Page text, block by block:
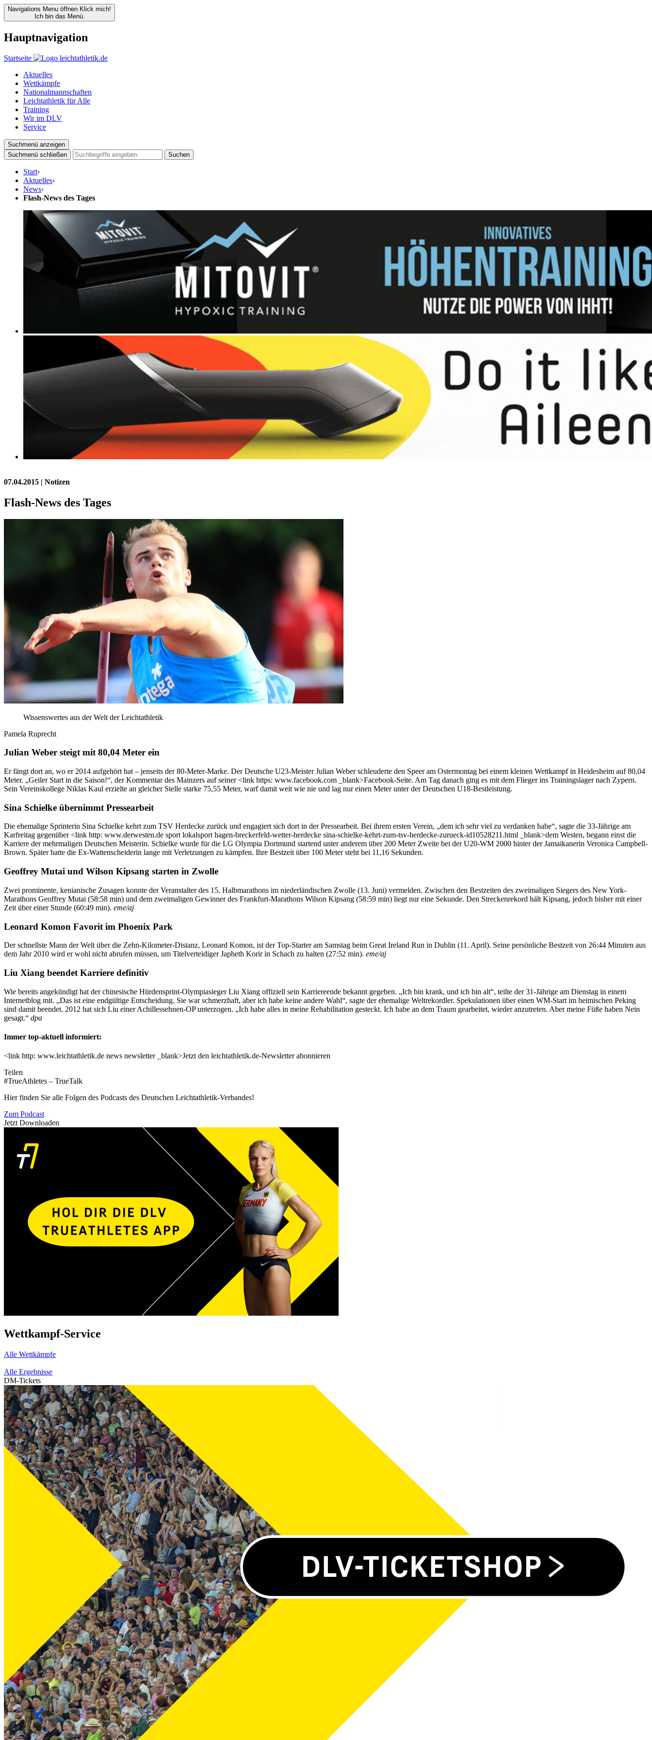
Navigations Menu öffnen Klick mich!
Ich bin das Menü.
Hauptnavigation
Startseite
Aktuelles
Wettkämpfe
Nationalmannschaften
Leichtathletik für Alle
Training
Wir im DLV
Service
Suchmenü anzeigen
Suchmenü schließen
Suchen
Start›
Aktuelles›
News›
Flash-News des Tages
07.04.2015 | Notizen
Flash-News des Tages
Wissenswertes aus der Welt der Leichtathletik
Pamela Ruprecht
Julian Weber steigt mit 80,04 Meter ein
Er fängt dort an, wo er 2014 aufgehört hat – jenseits der 80-Meter-Marke. Der Deutsche U23-Meister Julian Weber schleuderte den Speer am Ostermontag bei einem kleinen Wettkampf in Heidesheim auf 80,04
Meter. „Geiler Start in die Saison!“, der Kommentar des Mainzers auf seiner <link https: www.facebook.com _blank>Facebook-Seite. Am Tag danach ging es mit dem Flieger ins Trainingslager nach Zypern.
Sein Vereinskollege Niklas Kaul erzielte an gleicher Stelle starke 75,55 Meter, warf damit weit wie nie und lag nur einen Meter unter der Deutschen U18-Bestleistung.
Sina Schielke übernimmt Pressearbeit
Die ehemalige Sprinterin Sina Schielke kehrt zum TSV Herdecke zurück und engagiert sich dort in der Pressearbeit. Bei ihrem ersten Verein, „dem ich sehr viel zu verdanken habe“, sagte die 33-Jährige am
Karfreitag gegenüber <link http: www.derwesten.de sport lokalsport hagen-breckerfeld-wetter-herdecke sina-schielke-kehrt-zum-tsv-herdecke-zurueck-id10528211.html _blank>dem Westen, begann einst die
Karriere der mehrmaligen Deutschen Meisterin. Schielke wurde für die LG Olympia Dortmund startend unter anderem über 200 Meter Zweite bei der U20-WM 2000 hinter der Jamaikanerin Veronica Campbell-
Brown. Später hatte die Ex-Wattenscheiderin lange mit Verletzungen zu kämpfen. Ihre Bestzeit über 100 Meter steht bei 11,16 Sekunden.
Geoffrey Mutai und Wilson Kipsang starten in Zwolle
Zwei prominente, kenianische Zusagen konnte der Veranstalter des 15. Halbmarathons im niederländischen Zwolle (13. Juni) vermelden. Zwischen den Bestzeiten des zweimaligen Siegers des New York-
Marathons Geoffrey Mutai (58:58 min) und dem zweimaligen Gewinner des Frankfurt-Marathons Wilson Kipsang (58:59 min) liegt nur eine Sekunde. Den Streckenrekord hält Kipsang, jedoch bisher mit einer
Zeit über einer Stunde (60:49 min). eme/aj
Leonard Komon Favorit im Phoenix Park
Der schnellste Mann der Welt über die Zehn-Kilometer-Distanz, Leonard Komon, ist der Top-Starter am Samstag beim Great Ireland Run in Dublin (11. April). Seine persönliche Bestzeit von 26:44 Minuten aus
dem Jahr 2010 wird er wohl nicht abrufen müssen, um Titelverteidiger Japheth Korir in Schach zu halten (27:52 min). eme/aj
Liu Xiang beendet Karriere definitiv
Wie bereits angekündigt hat der chinesische Hürdensprint-Olympiasieger Liu Xiang offiziell sein Karriereende bekannt gegeben. „Ich bin krank, und ich bin alt“, teilte der 31-Jährige am Dienstag in einem
Internetblog mit. „Das ist eine endgültige Entscheidung. Sie war schmerzhaft, aber ich habe keine andere Wahl“, sagte der ehemalige Weltrekordler. Spekulationen über einen WM-Start im heimischen Peking
sind damit beendet. 2012 hat sich Liu einer Achillessehnen-OP unterzogen. „Ich habe alles in meine Rehabilitation gesteckt. Ich habe an dem Traum gearbeitet, wieder anzutreten. Aber meine Füße haben Nein
gesagt.“ dpa
Immer top-aktuell informiert:
<link http: www.leichtathletik.de news newsletter _blank>Jetzt den leichtathletik.de-Newsletter abonnieren
Teilen
#TrueAthletes – TrueTalk
Hier finden Sie alle Folgen des Podcasts des Deutschen Leichtathletik-Verbandes!
Zum Podcast
Jetzt Downloaden
Wettkampf-Service
Alle Wettkämpfe
Alle Ergebnisse
DM-Tickets